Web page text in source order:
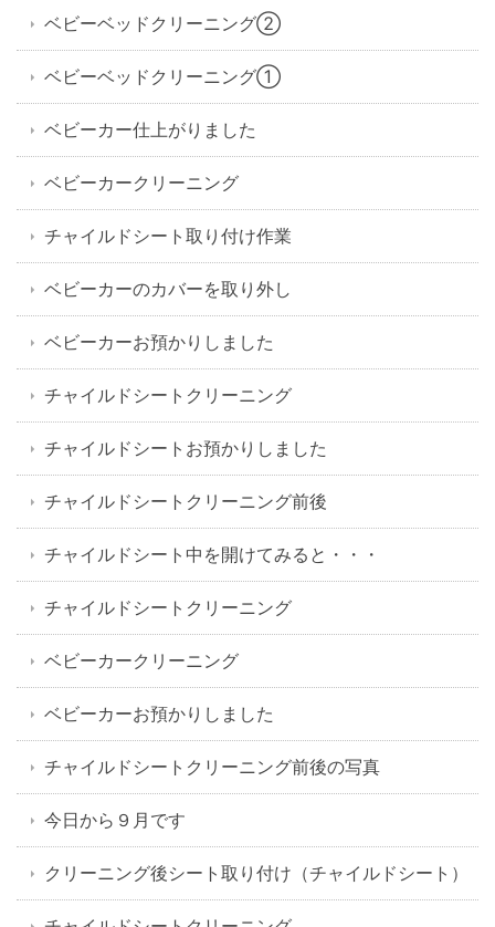
ベビーベッドクリーニング②
ベビーベッドクリーニング①
ベビーカー仕上がりました
ベビーカークリーニング
チャイルドシート取り付け作業
ベビーカーのカバーを取り外し
ベビーカーお預かりしました
チャイルドシートクリーニング
チャイルドシートお預かりしました
チャイルドシートクリーニング前後
チャイルドシート中を開けてみると・・・
チャイルドシートクリーニング
ベビーカークリーニング
ベビーカーお預かりしました
チャイルドシートクリーニング前後の写真
今日から９月です
クリーニング後シート取り付け（チャイルドシート）